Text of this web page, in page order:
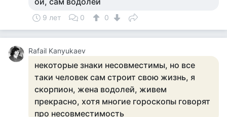
9 лет 0 0
Rafail Kanyukaev
некоторые знаки несовместимы, но все
таки человек сам строит свою жизнь, я
скорпион, жена водолей, живем
прекрасно, хотя многие гороскопы говорят
про несовместимость